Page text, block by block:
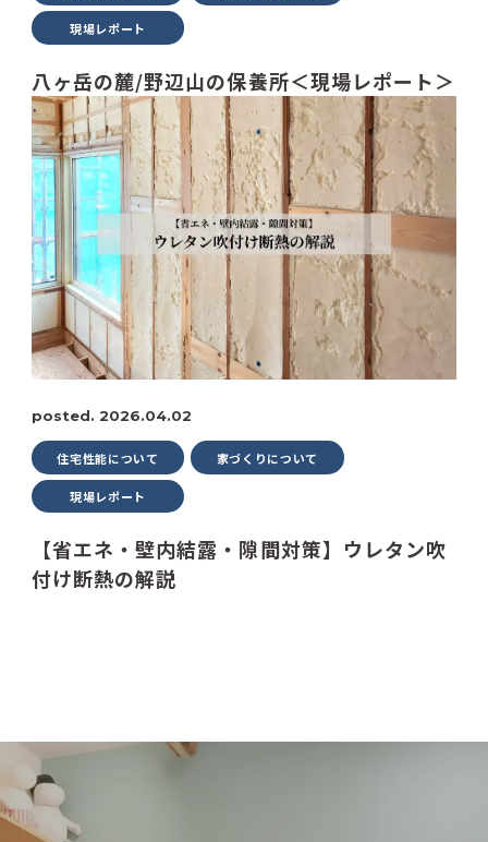
現場レポート
八ヶ岳の麓/野辺山の保養所＜現場レポート＞
posted. 2026.04.02
住宅性能について 家づくりについて
現場レポート
【省エネ・壁内結露・隙間対策】ウレタン吹
付け断熱の解説